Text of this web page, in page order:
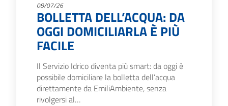
08/07/26
BOLLETTA DELL’ACQUA: DA
OGGI DOMICILIARLA È PIÙ
FACILE
Il Servizio Idrico diventa più smart: da oggi è
possibile domiciliare la bolletta dell’acqua
direttamente da EmiliAmbiente, senza
rivolgersi al…